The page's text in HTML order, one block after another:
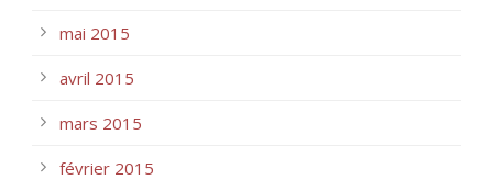
mai 2015
avril 2015
mars 2015
février 2015